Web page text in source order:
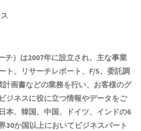
チ）は2007年に設立され、主な事業
ト、リサーチレポート、F/S、委託調
計画書などの業務を行い、お客様のグ
ジネスに役に立つ情報やデータをご
本、韓国、中国、ドイツ、 インドの6
30か国以上においてビジネスパート